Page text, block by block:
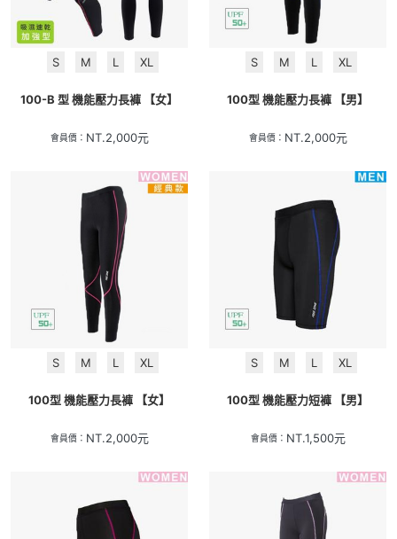
S M L XL
100-B 型 機能壓力長褲 【女】
會員價： NT.2,000元
S M L XL
100型 機能壓力長褲 【男】
會員價： NT.2,000元
S M L XL
100型 機能壓力長褲 【女】
會員價： NT.2,000元
S M L XL
100型 機能壓力短褲 【男】
會員價： NT.1,500元